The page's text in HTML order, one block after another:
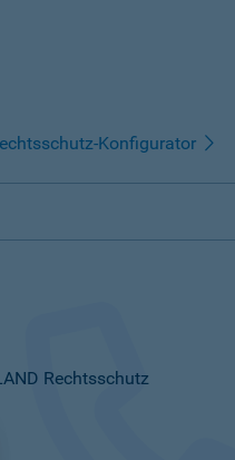
Konfigurator
Rechtsschutz